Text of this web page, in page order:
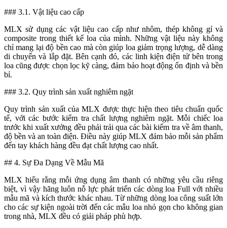
### 3.1. Vật liệu cao cấp
MLX sử dụng các vật liệu cao cấp như nhôm, thép không gỉ và
composite trong thiết kế loa của mình. Những vật liệu này không
chỉ mang lại độ bền cao mà còn giúp loa giảm trọng lượng, dễ dàng
di chuyển và lắp đặt. Bên cạnh đó, các linh kiện điện tử bên trong
loa cũng được chọn lọc kỹ càng, đảm bảo hoạt động ổn định và bền
bỉ.
### 3.2. Quy trình sản xuất nghiêm ngặt
Quy trình sản xuất của MLX được thực hiện theo tiêu chuẩn quốc
tế, với các bước kiểm tra chất lượng nghiêm ngặt. Mỗi chiếc loa
trước khi xuất xưởng đều phải trải qua các bài kiểm tra về âm thanh,
độ bền và an toàn điện. Điều này giúp MLX đảm bảo mỗi sản phẩm
đến tay khách hàng đều đạt chất lượng cao nhất.
## 4. Sự Đa Dạng Về Mẫu Mã
MLX hiểu rằng mỗi ứng dụng âm thanh có những yêu cầu riêng
biệt, vì vậy hãng luôn nỗ lực phát triển các dòng loa Full với nhiều
mẫu mã và kích thước khác nhau. Từ những dòng loa công suất lớn
cho các sự kiện ngoài trời đến các mẫu loa nhỏ gọn cho không gian
trong nhà, MLX đều có giải pháp phù hợp.